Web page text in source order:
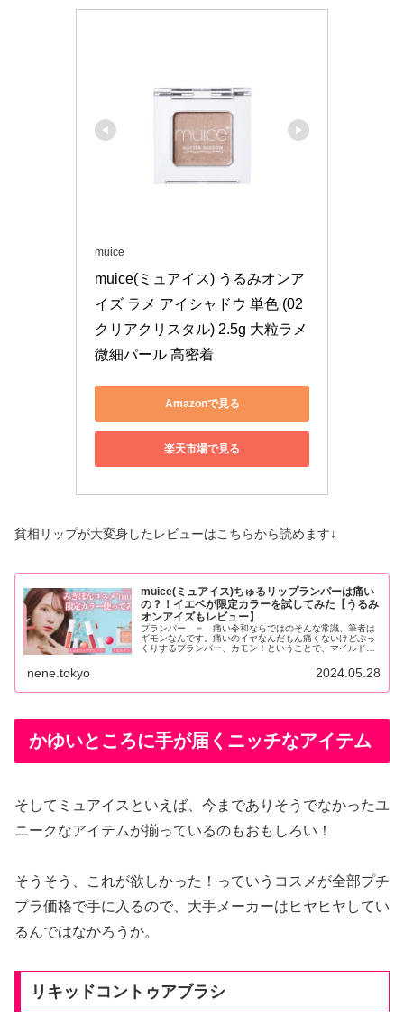
muice
muice(ミュアイス) うるみオンア
イズ ラメ アイシャドウ 単色 (02
クリアクリスタル) 2.5g 大粒ラメ
微細パール 高密着
Amazonで見る
楽天市場で見る
貧相リップが大変身したレビューはこちらから読めます↓
muice(ミュアイス)ちゅるリップランパーは痛い
の？！イエベが限定カラーを試してみた【うるみ
オンアイズもレビュー】
プランパー ＝ 痛い令和ならではのそんな常識、筆者は
ギモンなんです。痛いのイヤなんだもん痛くないけどぷっ
くりするプランパー、カモン！ということで、マイルドな
nene.tokyo 2024.05.28
かゆいところに手が届くニッチなアイテム
そしてミュアイスといえば、今までありそうでなかったユ
ニークなアイテムが揃っているのもおもしろい！
そうそう、これが欲しかった！っていうコスメが全部プチ
プラ価格で手に入るので、大手メーカーはヒヤヒヤしてい
るんではなかろうか。
リキッドコントゥアブラシ